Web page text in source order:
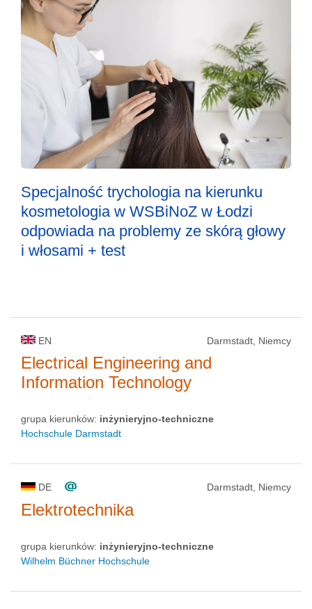
Specjalność trychologia na kierunku
kosmetologia w WSBiNoZ w Łodzi
odpowiada na problemy ze skórą głowy
i włosami + test
EN Darmstadt, Niemcy
Electrical Engineering and
Information Technology
grupa kierunków: inżynieryjno-techniczne
Hochschule Darmstadt
DE Darmstadt, Niemcy
Elektrotechnika
grupa kierunków: inżynieryjno-techniczne
Wilhelm Büchner Hochschule